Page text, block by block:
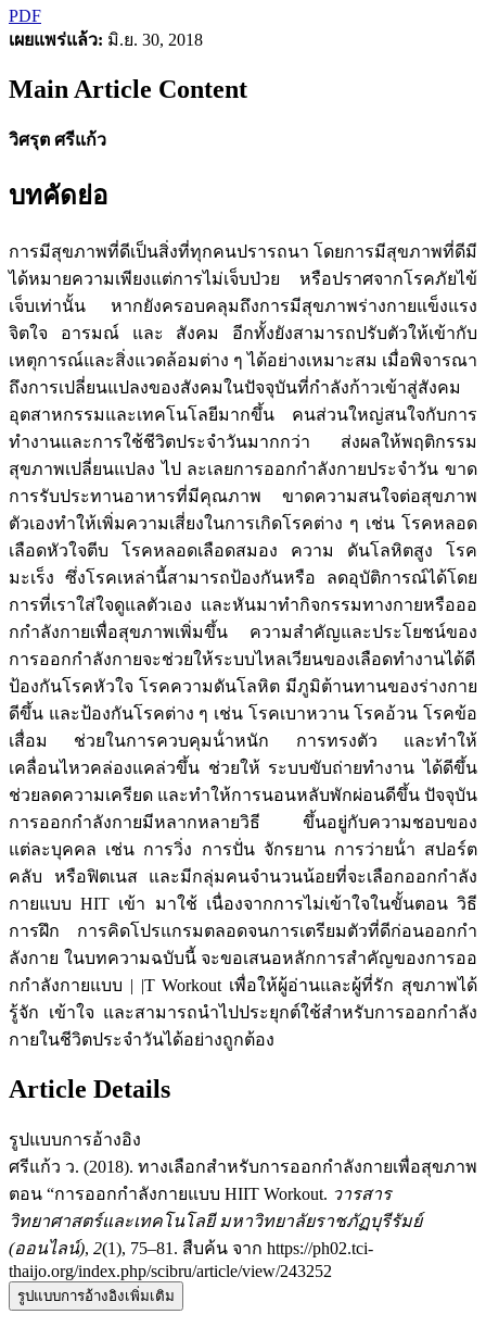
PDF
เผยแพร่แล้ว: มิ.ย. 30, 2018
Main Article Content
วิศรุต ศรีแก้ว
บทคัดย่อ
การมีสุขภาพที่ดีเป็นสิ่งที่ทุกคนปรารถนา โดยการมีสุขภาพที่ดีมี
ได้หมายความเพียงแต่การไม่เจ็บป่วย หรือปราศจากโรคภัยไข้
เจ็บเท่านั้น หากยังครอบคลุมถึงการมีสุขภาพร่างกายแข็งแรง
จิตใจ อารมณ์ และ สังคม อีกทั้งยังสามารถปรับตัวให้เข้ากับ
เหตุการณ์และสิ่งแวดล้อมต่าง ๆ ได้อย่างเหมาะสม เมื่อพิจารณา
ถึงการเปลี่ยนแปลงของสังคมในปัจจุบันที่กําลังก้าวเข้าสู่สังคม
อุตสาหกรรมและเทคโนโลยีมากขึ้น คนส่วนใหญ่สนใจกับการ
ทํางานและการใช้ชีวิตประจําวันมากกว่า ส่งผลให้พฤติกรรม
สุขภาพเปลี่ยนแปลง ไป ละเลยการออกกําลังกายประจําวัน ขาด
การรับประทานอาหารที่มีคุณภาพ ขาดความสนใจต่อสุขภาพ
ตัวเองทําให้เพิ่มความเสี่ยงในการเกิดโรคต่าง ๆ เช่น โรคหลอด
เลือดหัวใจตีบ โรคหลอดเลือดสมอง ความ ดันโลหิตสูง โรค
มะเร็ง ซึ่งโรคเหล่านี้สามารถป้องกันหรือ ลดอุบัติการณ์ได้โดย
การที่เราใส่ใจดูแลตัวเอง และหันมาทํากิจกรรมทางกายหรือออ
กกําลังกายเพื่อสุขภาพเพิ่มขึ้น ความสําคัญและประโยชน์ของ
การออกกําลังกายจะช่วยให้ระบบไหลเวียนของเลือดทํางานได้ดี
ป้องกันโรคหัวใจ โรคความดันโลหิต มีภูมิต้านทานของร่างกาย
ดีขึ้น และป้องกันโรคต่าง ๆ เช่น โรคเบาหวาน โรคอ้วน โรคข้อ
เสื่อม ช่วยในการควบคุมน้ําหนัก การทรงตัว และทําให้
เคลื่อนไหวคล่องแคล่วขึ้น ช่วยให้ ระบบขับถ่ายทํางาน ได้ดีขึ้น
ช่วยลดความเครียด และทําให้การนอนหลับพักผ่อนดีขึ้น ปัจจุบัน
การออกกําลังกายมีหลากหลายวิธี ขึ้นอยู่กับความชอบของ
แต่ละบุคคล เช่น การวิ่ง การปั่น จักรยาน การว่ายน้ํา สปอร์ต
คลับ หรือฟิตเนส และมีกลุ่มคนจํานวนน้อยที่จะเลือกออกกําลัง
กายแบบ HIT เข้า มาใช้ เนื่องจากการไม่เข้าใจในขั้นตอน วิธี
การฝึก การคิดโปรแกรมตลอดจนการเตรียมตัวที่ดีก่อนออกกํา
ลังกาย ในบทความฉบับนี้ จะขอเสนอหลักการสําคัญของการออ
กกําลังกายแบบ | |T Workout เพื่อให้ผู้อ่านและผู้ที่รัก สุขภาพได้
รู้จัก เข้าใจ และสามารถนําไปประยุกต์ใช้สําหรับการออกกําลัง
กายในชีวิตประจําวันได้อย่างถูกต้อง
Article Details
รูปแบบการอ้างอิง
ศรีแก้ว ว. (2018). ทางเลือกสําหรับการออกกําลังกายเพื่อสุขภาพ
ตอน “การออกกําลังกายแบบ HIIT Workout. วารสาร
วิทยาศาสตร์และเทคโนโลยี มหาวิทยาลัยราชภัฏบุรีรัมย์
(ออนไลน์), 2(1), 75–81. สืบค้น จาก https://ph02.tci-
thaijo.org/index.php/scibru/article/view/243252
รูปแบบการอ้างอิงเพิ่มเติม